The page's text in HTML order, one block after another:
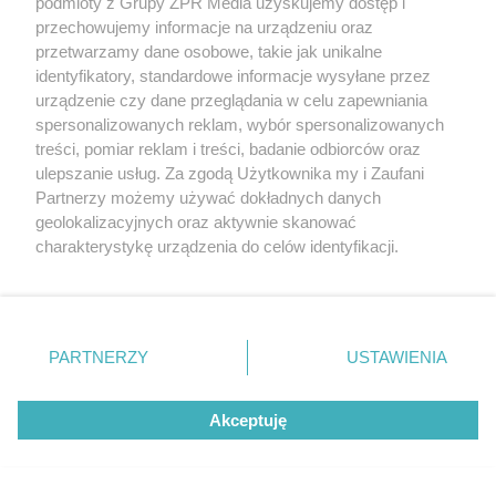
dodatki w świetnych cenach
przechowujemy informacje na urządzeniu oraz
przetwarzamy dane osobowe, takie jak unikalne
identyfikatory, standardowe informacje wysyłane przez
urządzenie czy dane przeglądania w celu zapewniania
spersonalizowanych reklam, wybór spersonalizowanych
treści, pomiar reklam i treści, badanie odbiorców oraz
ulepszanie usług. Za zgodą Użytkownika my i Zaufani
Partnerzy możemy używać dokładnych danych
geolokalizacyjnych oraz aktywnie skanować
charakterystykę urządzenia do celów identyfikacji.
zmienić/wycofać klikając przycisk ustawień prywatności
znajdujący się w lewym dolnym rogu strony
rodzaje przetwarzania danych nie wymagają zgody
użytkownika, ale masz prawo sprzeciwić się takiemu
przetwarzaniu. Preferencje będą miały zastosowanie tylko
PARTNERZY USTAWIENIA
Akceptuję